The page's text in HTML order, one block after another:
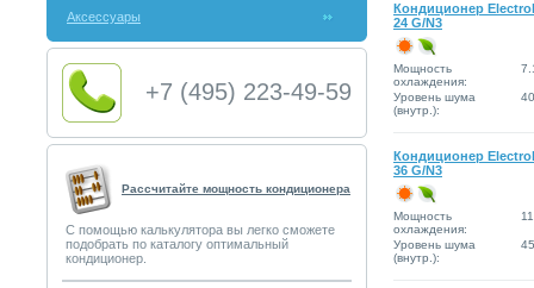
Аксессуары
+7 (495) 223-49-59
Рассчитайте мощность кондиционера
С помощью калькулятора вы легко сможете
подобрать по каталогу оптимальный
кондиционер.
Кондиционер
24 G/N3
Мощность
охлаждения:
Уровень шума
(внутр.):
Кондиционер
36 G/N3
Мощность
охлаждения:
Уровень шума
(внутр.):